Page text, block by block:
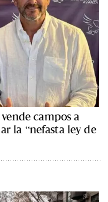
campos a
la “nefasta ley de